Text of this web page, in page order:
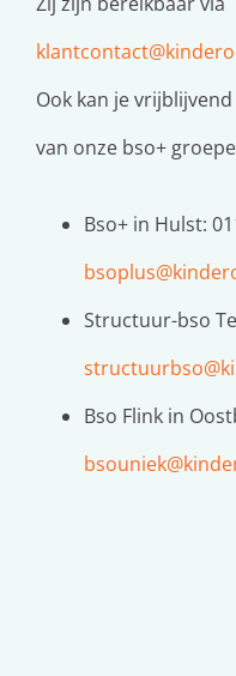
Ook kan je
van onze bso+
Bso+ in Hulst:
Structuur-bso
Bso Flink in